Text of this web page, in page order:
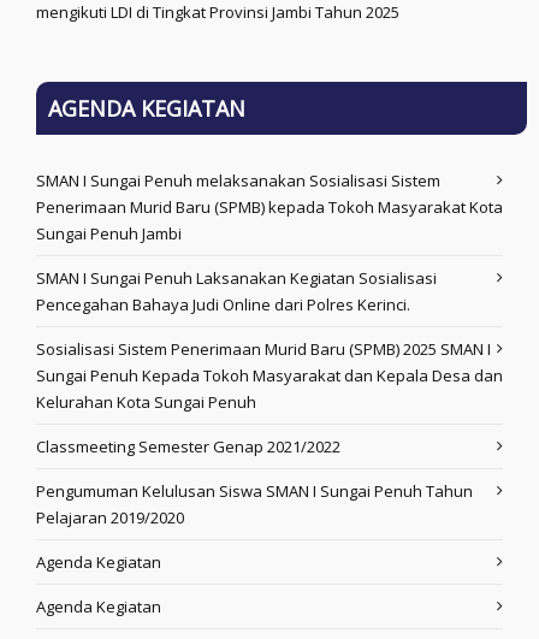
mengikuti LDI di Tingkat Provinsi Jambi Tahun 2025
AGENDA KEGIATAN
SMAN I Sungai Penuh melaksanakan Sosialisasi Sistem
Penerimaan Murid Baru (SPMB) kepada Tokoh Masyarakat Kota
Sungai Penuh Jambi
SMAN I Sungai Penuh Laksanakan Kegiatan Sosialisasi
Pencegahan Bahaya Judi Online dari Polres Kerinci.
Sosialisasi Sistem Penerimaan Murid Baru (SPMB) 2025 SMAN I
Sungai Penuh Kepada Tokoh Masyarakat dan Kepala Desa dan
Kelurahan Kota Sungai Penuh
Classmeeting Semester Genap 2021/2022
Pengumuman Kelulusan Siswa SMAN I Sungai Penuh Tahun
Pelajaran 2019/2020
Agenda Kegiatan
Agenda Kegiatan